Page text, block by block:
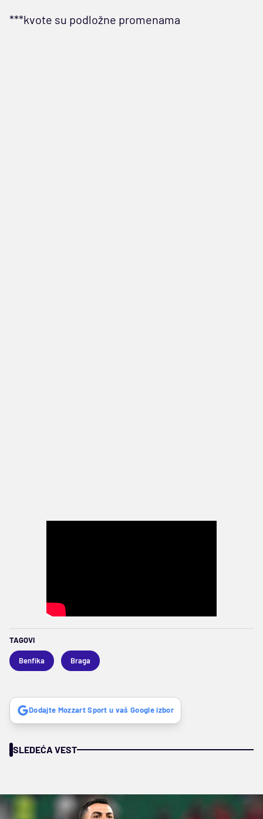
***kvote su podložne promenama
TAGOVI
Benfika Braga
Dodajte Mozzart Sport u vaš Google izbor
SLEDEĆA VEST